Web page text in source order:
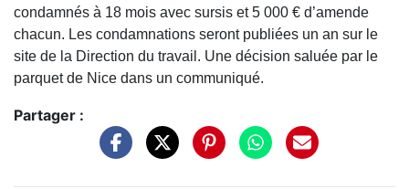
condamnés à 18 mois avec sursis et 5 000 € d’amende
chacun. Les condamnations seront publiées un an sur le
site de la Direction du travail. Une décision saluée par le
parquet de Nice dans un communiqué.
Partager :